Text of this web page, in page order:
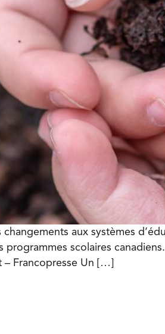
aux systèmes
scolaires
– Francopresse Un […]